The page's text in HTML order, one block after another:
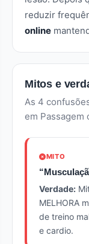
reduzir
online
Mitos e
As 4
em Passagem
MITO
Verdade:
MELHORA
de treino
e cardio.